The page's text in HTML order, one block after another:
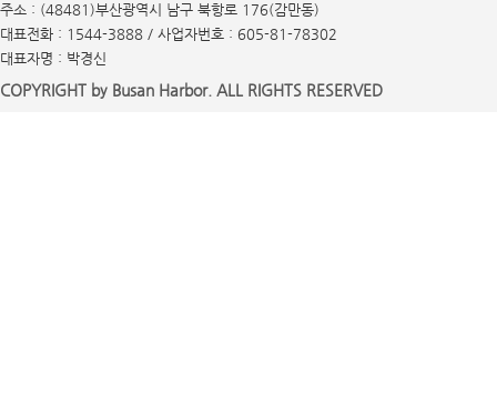
주소 : (48481)부산광역시 남구 북항로 176(감만동)
대표전화 : 1544-3888 / 사업자번호 : 605-81-78302
대표자명 : 박경신
COPYRIGHT by Busan Harbor. ALL RIGHTS RESERVED